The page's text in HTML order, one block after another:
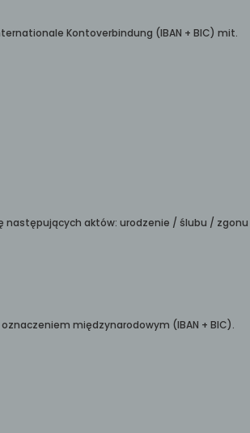
Kontoverbindung (IBAN + BIC) mit.
następujących aktów: urodzenie / ślubu /
międzynarodowym (IBAN + BIC).